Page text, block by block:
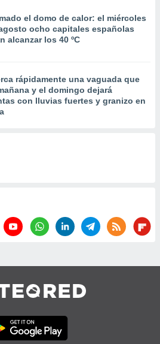
el domo de calor: el miércoles
ocho capitales españolas
alcanzar los 40 ºC
rápidamente una vaguada que
y el domingo dejará
con lluvias fuertes y granizo en